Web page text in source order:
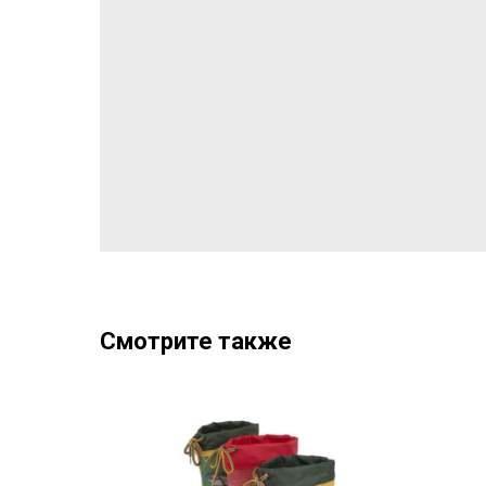
Смотрите также